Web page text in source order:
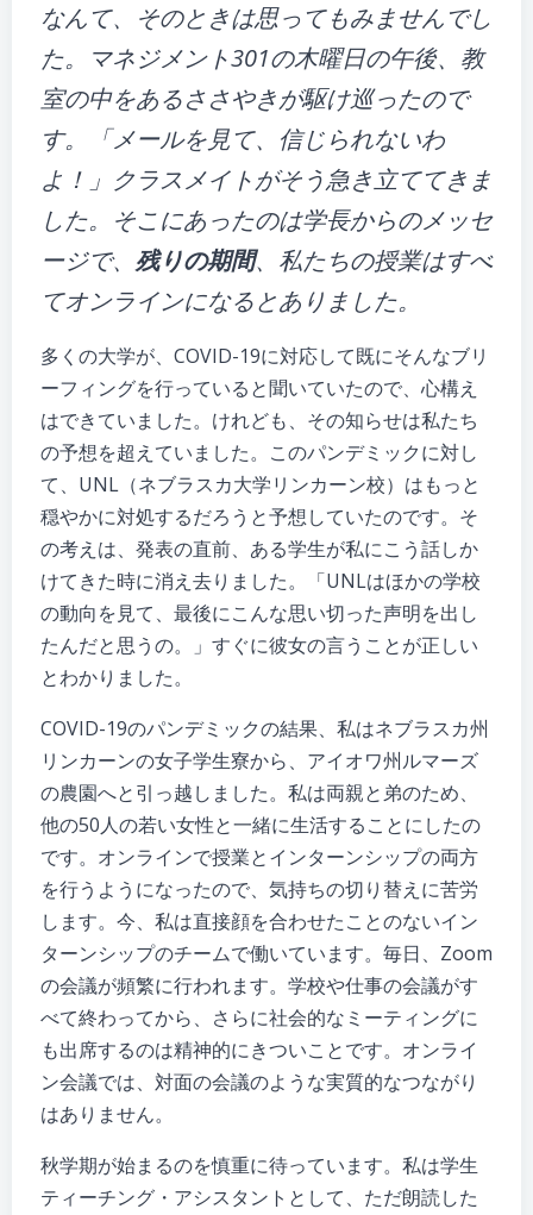
なんて、そのときは思ってもみませんでし
た。マネジメント301の木曜日の午後、教
室の中をあるささやきが駆け巡ったので
す。「メールを見て、信じられないわ
よ！」クラスメイトがそう急き立ててきま
した。そこにあったのは学長からのメッセ
ージで、 残りの期間、私たちの授業はすべ
てオンラインになるとありました。
多くの大学が、COVID-19に対応して既にそんなブリ
ーフィングを行っていると聞いていたので、心構え
はできていました。けれども、その知らせは私たち
の予想を超えていました。このパンデミックに対し
て、UNL（ネブラスカ大学リンカーン校）はもっと
穏やかに対処するだろうと予想していたのです。そ
の考えは、発表の直前、ある学生が私にこう話しか
けてきた時に消え去りました。「UNLはほかの学校
の動向を見て、最後にこんな思い切った声明を出し
たんだと思うの。」すぐに彼女の言うことが正しい
とわかりました。
COVID-19のパンデミックの結果、私はネブラスカ州
リンカーンの女子学生寮から、アイオワ州ルマーズ
の農園へと引っ越しました。私は両親と弟のため、
他の50人の若い女性と一緒に生活することにしたの
です。オンラインで授業とインターンシップの両方
を行うようになったので、気持ちの切り替えに苦労
します。今、私は直接顔を合わせたことのないイン
ターンシップのチームで働いています。毎日、Zoom
の会議が頻繁に行われます。学校や仕事の会議がす
べて終わってから、さらに社会的なミーティングに
も出席するのは精神的にきついことです。オンライ
ン会議では、対面の会議のような実質的なつながり
はありません。
秋学期が始まるのを慎重に待っています。私は学生
ティーチング・アシスタントとして、ただ朗読した